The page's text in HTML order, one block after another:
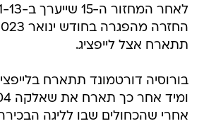
תתארח אצל לייפציג.
בורוסיה דורטמונד תתארח
אחרי שהכחולים שבו לליגה